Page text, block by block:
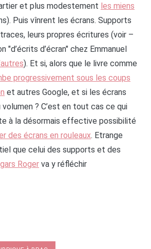
et plus modestement les miens
Puis vînrent les écrans. Supports
leurs propres écritures (voir –
"d’écrits d’écran" chez Emmanuel
). Et si, alors que le livre comme
progressivement sous les coups
et autres Google, et si les écrans
volumen ? C’est en tout cas ce qui
à la désormais effective possibilité
des écrans en rouleaux. Etrange
que celui des supports et des
Roger va y réfléchir